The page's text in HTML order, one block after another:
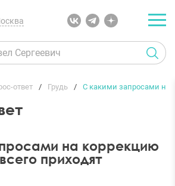
ответ Грудь С какими запросами на
на коррекцию
приходят